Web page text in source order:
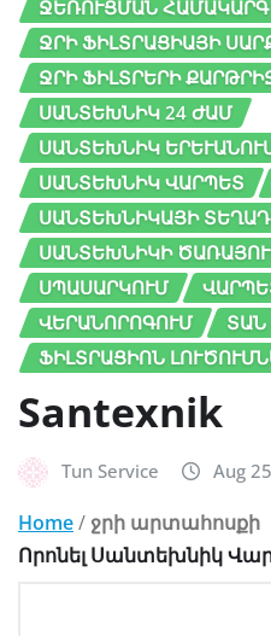
ՋԵՌՈՒՑՄԱՆ ՀԱՄԱԿԱՐԳ
ՋՐԻ ՖԻԼՏՐԱՑԻԱՅԻ
ՋՐԻ ՖԻԼՏՐԵՐԻ
ՍԱՆՏԵԽՆԻԿ 24 ԺԱՄ
ՍԱՆՏԵԽՆԻԿ ԵՐԵՒԱՆՈՒՄ
ՍԱՆՏԵԽՆԻԿ ՎԱՐՊԵՏ
ՍԱՆՏԵԽՆԻԿԱՅԻ
ՍԱՆՏԵԽՆԻԿԻ
ՍՊԱՍԱՐԿՈՒՄ
ՎԵՐԱՆՈՐՈԳՈՒՄ
ՏԱՆ
ՖԻԼՏՐԱՑԻՈՆ
Santexnik
Tun Service Aug
Home/ ջրի արտահոսքի
Որոնել Սանտեխնիկ